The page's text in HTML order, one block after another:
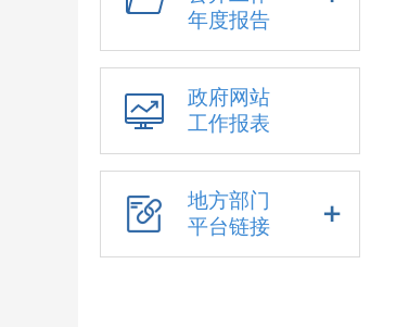
年度报告
政府网站
工作报表
地方部门
平台链接